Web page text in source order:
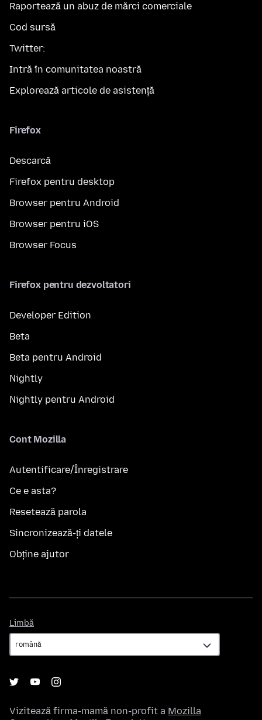
Raportează un abuz de mărci comerciale
Cod sursă
Twitter:
Intră în comunitatea noastră
Explorează articole de asistență
Firefox
Descarcă
Firefox pentru desktop
Browser pentru Android
Browser pentru iOS
Browser Focus
Firefox pentru dezvoltatori
Developer Edition
Beta
Beta pentru Android
Nightly
Nightly pentru Android
Cont Mozilla
Autentificare/Înregistrare
Ce e asta?
Resetează parola
Sincronizează-ți datele
Obține ajutor
Limbă
Vizitează firma-mamă non-profit a Mozilla